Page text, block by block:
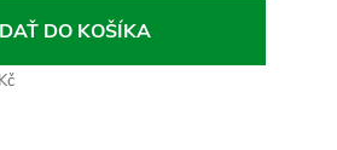
DO KOŠÍKA